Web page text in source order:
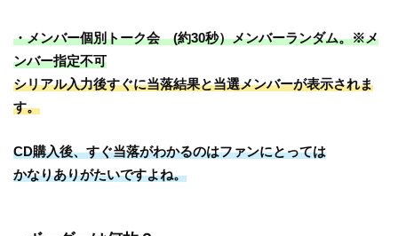
・メンバー個別トーク会 (約30秒）メンバーランダム。※メ
ンバー指定不可
シリアル入力後すぐに当落結果と当選メンバーが表示されま
す。
CD購入後、すぐ当落がわかるのはファンにとっては
かなりありがたいですよね。